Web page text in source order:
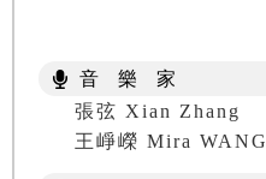
音 樂 家
張弦 Xian Zhang
王崢嶸 Mira WANG